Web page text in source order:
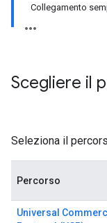
Collegamento
Scegliere il
Seleziona il
Percorso
Universal